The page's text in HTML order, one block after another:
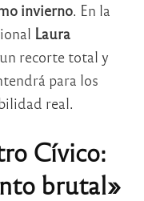
invierno. En la
Laura
recorte total y
para los
real.
Cívico:
brutal»